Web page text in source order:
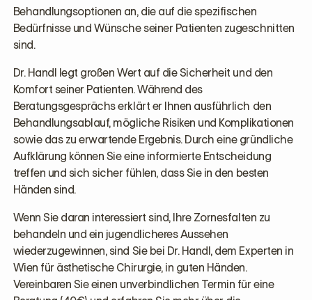
Behandlungsoptionen an, die auf die spezifischen
Bedürfnisse und Wünsche seiner Patienten zugeschnitten
sind.
Dr. Handl legt großen Wert auf die Sicherheit und den
Komfort seiner Patienten. Während des
Beratungsgesprächs erklärt er Ihnen ausführlich den
Behandlungsablauf, mögliche Risiken und Komplikationen
sowie das zu erwartende Ergebnis. Durch eine gründliche
Aufklärung können Sie eine informierte Entscheidung
treffen und sich sicher fühlen, dass Sie in den besten
Händen sind.
Wenn Sie daran interessiert sind, Ihre Zornesfalten zu
behandeln und ein jugendlicheres Aussehen
wiederzugewinnen, sind Sie bei Dr. Handl, dem Experten in
Wien für ästhetische Chirurgie, in guten Händen.
Vereinbaren Sie einen unverbindlichen Termin für eine